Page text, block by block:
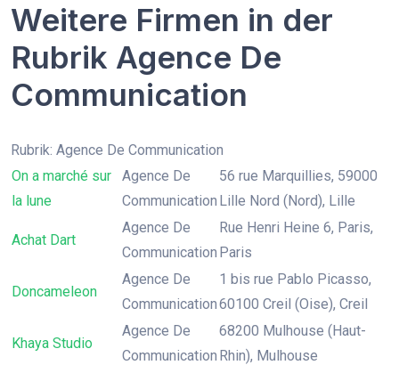
Weitere Firmen in der
Rubrik Agence De
Communication
Rubrik: Agence De Communication
On a marché sur
la lune
Agence De
Communication
56 rue Marquillies, 59000
Lille Nord (Nord), Lille
Achat Dart
Agence De
Communication
Rue Henri Heine 6, Paris,
Paris
Doncameleon
Agence De
Communication
1 bis rue Pablo Picasso,
60100 Creil (Oise), Creil
Khaya Studio
Agence De
Communication
68200 Mulhouse (Haut-
Rhin), Mulhouse